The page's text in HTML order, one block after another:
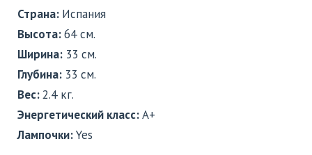
Страна: Испания
Высота:64 см.
Ширина: 33 см.
Глубина: 33 см.
Вес:2.4 кг.
Энергетический класс:A+
Лампочки:Yes